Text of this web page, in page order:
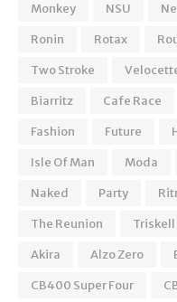
Monkey
NSU
Ronin
Rotax
Two Stroke
Biarritz
Cafe Race
Fashion
Future
Isle Of Man
Moda
Naked
Party
The Reunion
Triskell
Akira
Alzo Zero
CB400 Super Four